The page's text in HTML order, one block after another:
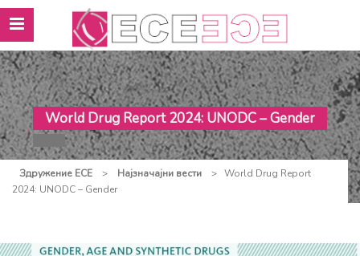
World Drug Report 2024: UNODC – Gender
Здружение ЕСЕ > Најзначајни вести > World Drug Report
2024: UNODC – Gender